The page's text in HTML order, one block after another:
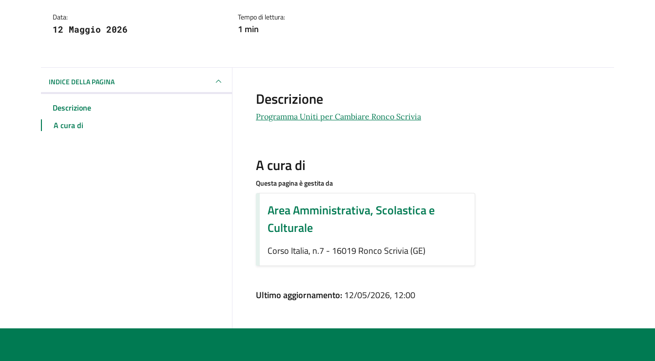
Data:
12 Maggio 2026
Tempo di lettura:
1 min
INDICE DELLA PAGINA
Descrizione
A cura di
Descrizione
Programma Uniti per Cambiare Ronco Scrivia
A cura di
Questa pagina è gestita da
Area Amministrativa, Scolastica e
Culturale
Corso Italia, n.7 - 16019 Ronco Scrivia (GE)
Ultimo aggiornamento: 12/05/2026, 12:00